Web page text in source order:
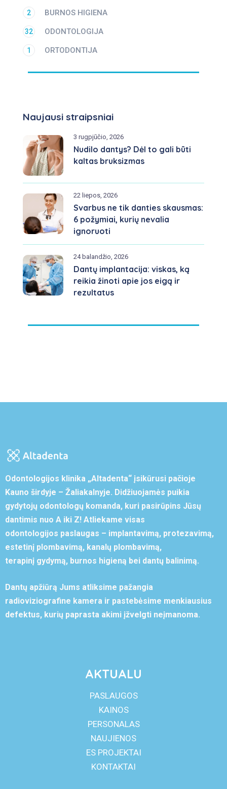
BURNOS HIGIENA
2
ODONTOLOGIJA
32
ORTODONTIJA
1
Naujausi straipsniai
3 rugpjūčio, 2026
Nudilo dantys? Dėl to gali būti
kaltas bruksizmas
22 liepos, 2026
Svarbus ne tik danties skausmas:
6 požymiai, kurių nevalia
ignoruoti
24 balandžio, 2026
Dantų implantacija: viskas, ką
reikia žinoti apie jos eigą ir
rezultatus
Odontologijos klinika „Altadenta“ įsikūrusi pačioje
Kauno širdyje – Žaliakalnyje. Didžiuojamės puikia
gydytojų odontologų komanda, kuri pasirūpins Jūsų
dantimis nuo A iki Z! Atliekame visas
odontologijos paslaugas – implantavimą, protezavimą,
estetinį plombavimą, kanalų plombavimą,
terapinį gydymą, burnos higieną bei dantų balinimą.
Dantų apžiūrą Jums atliksime pažangia
radioviziografine kamera ir pastebėsime menkiausius
defektus, kurių paprasta akimi įžvelgti neįmanoma.
AKTUALU
PASLAUGOS
KAINOS
PERSONALAS
NAUJIENOS
ES PROJEKTAI
KONTAKTAI